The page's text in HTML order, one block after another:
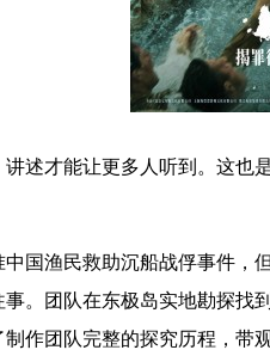
讲述才能让更多人听到。这也
国渔民救助沉船战俘事件，
。团队在东极岛实地勘探找
作团队完整的探究历程，带